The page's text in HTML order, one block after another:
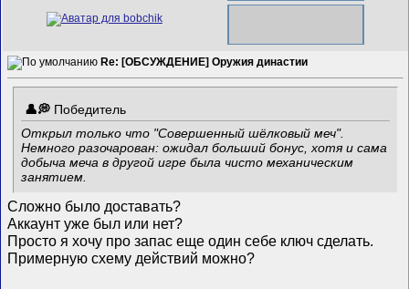
Re: [ОБСУЖДЕНИЕ] Оружия династии
Победитель
Открыл только что "Совершенный шёлковый меч".
Немного разочарован: ожидал больший бонус, хотя и сама
добыча меча в другой игре была чисто механическим
занятием.
Сложно было доставать?
Аккаунт уже был или нет?
Просто я хочу про запас еще один себе ключ сделать.
Примерную схему действий можно?